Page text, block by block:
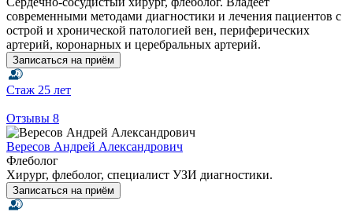
современными методами диагностики и лечения пациентов с
острой и хронической патологией вен, периферических
артерий, коронарных и церебральных артерий.
Записаться на приём
Стаж 25 лет
Отзывы 8
Вересов Андрей Александрович
Флеболог
Хирург, флеболог, специалист УЗИ диагностики.
Записаться на приём